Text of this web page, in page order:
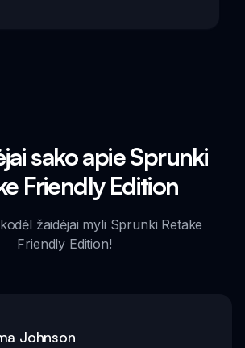
sako apie Sprunki
Friendly Edition
žaidėjai myli Sprunki Retake
Friendly Edition!
Johnson